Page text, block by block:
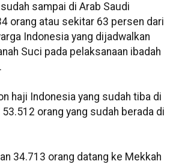
sampai di Arab Saudi
orang atau sekitar 63 persen dari
Indonesia yang dijadwalkan
Suci pada pelaksanaan ibadah
haji Indonesia yang sudah tiba di
53.512 orang yang sudah berada di
34.713 orang datang ke Mekkah